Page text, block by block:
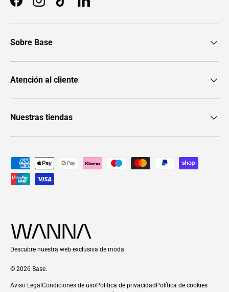
FacebookInstagramTikTokLinkedIn
Sobre Base
Atención al cliente
Nuestras tiendas
Formas de pago aceptadas
Descubre nuestra web exclusiva de moda
© 2026 Base.
Aviso Legal Condiciones de usoPolitica de privacidad Política de cookies